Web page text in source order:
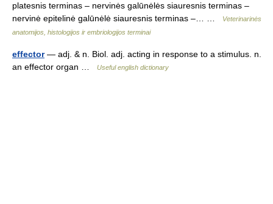
platesnis terminas – nervinės galūnėlės siauresnis terminas –
nervinė epitelinė galūnėlė siauresnis terminas –… …
Veterinarinės
anatomijos, histologijos ir embriologijos terminai
effector— adj. & n. Biol. adj. acting in response to a stimulus. n.
an effector organ …
Useful english dictionary